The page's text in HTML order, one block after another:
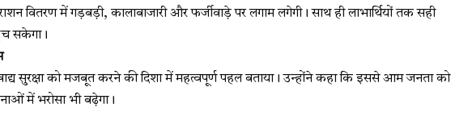
वितरण में गड़बड़ी, कालाबाजारी और फर्जीवाड़े पर लगाम लगेगी। साथ ही लाभार्थियों तक सही
सकेगा।
सुरक्षा को मजबूत करने की दिशा में महत्वपूर्ण पहल बताया। उन्होंने कहा कि इससे आम जनता को
में भरोसा भी बढ़ेगा।